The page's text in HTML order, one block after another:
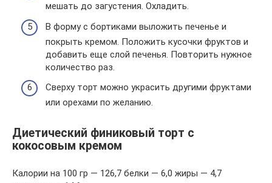
мешать до загустения. Охладить.
В форму с бортиками выложить печенье и
покрыть кремом. Положить кусочки фруктов и
добавить еще слой печенья. Повторить нужное
количество раз.
Сверху торт можно украсить другими фруктами
или орехами по желанию.
Диетический финиковый торт с
кокосовым кремом
Калории на 100 гр — 126,7 белки — 6,0 жиры — 4,7